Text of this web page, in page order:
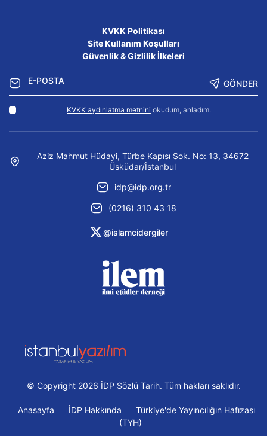
KVKK Politikası
Site Kullanım Koşulları
Güvenlik & Gizlilik İlkeleri
GÖNDER
KVKK aydınlatma metnini okudum, anladım.
Aziz Mahmut Hüdayi, Türbe Kapısı Sok. No: 13, 34672
Üsküdar/İstanbul
idp@idp.org.tr
(0216) 310 43 18
@islamcidergiler
© Copyright 2026 İDP Sözlü Tarih. Tüm hakları saklıdır.
Anasayfa İDP Hakkında
Türkiye'de Yayıncılığın Hafızası
(TYH)